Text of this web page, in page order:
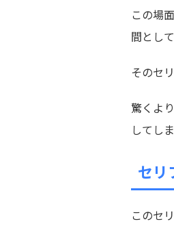
この場
間とし
そのセ
驚くよ
してし
セリ
このセ